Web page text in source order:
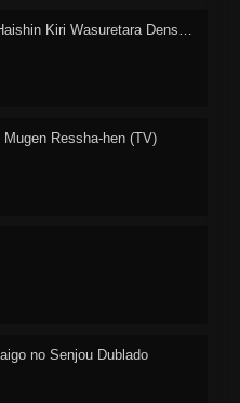
VTuber Nandaga Haishin Kiri Wasuretara Densetsu ni Natteta
Ressha-hen (TV)
no Senjou Dublado